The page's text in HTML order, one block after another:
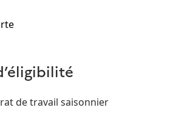
de travail saisonnier